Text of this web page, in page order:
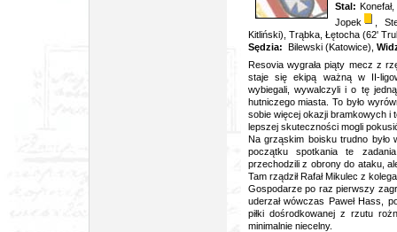
Stal:
Jopek
,
Kitliński), Trąbka, Łętocha (62'
Sędzia: Bilewski (Katowice),
Resovia wygrała piąty mecz z
staje się ekipą ważną w II-
wybiegali, wywalczyli i o tę
hutniczego miasta. To było
sobie więcej okazji bramkowych i
lepszej skuteczności mogli
Na grząskim boisku trudno było
początku spotkania te
przechodzili z obrony do ataku,
Tam rządził Rafał Mikulec z
Gospodarze po raz pierwszy
uderzał wówczas Paweł Hass,
piłki dośrodkowanej z rzutu
minimalnie niecelny.